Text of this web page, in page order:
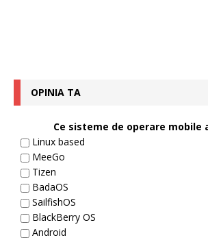
OPINIA TA
Ce sisteme de operare mobile
Linux based
MeeGo
Tizen
BadaOS
SailfishOS
BlackBerry OS
Android